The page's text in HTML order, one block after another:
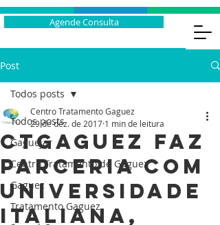
Agende Consulta
Post
Todos posts
Gaguejar
Centro Tratamento de Gaguez
Gaguez
Tratamento Gaguez
Todos posts
CTGaguez faz
parceria com
Universidade
Italiana,
Centro Tratamento Gaguez
29 de dez. de 2017 1 min de leitura